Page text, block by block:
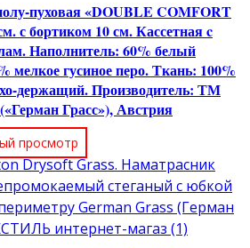
пуховая «DOUBLE COMFORT
с бортиком 10 см. Кассетная c
Наполнитель: 60% белый
мелкое гусиное перо. Ткань: 100%
держащий. Производитель: ТМ
Грасс»), Австрия
просмотр